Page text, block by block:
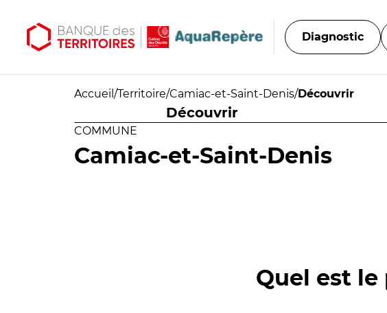
Diagnostic
Accueil /Territoire/Camiac-et-Saint-Denis/Découvrir
Découvrir
COMMUNE
Camiac-et-Saint-Denis
Quel est